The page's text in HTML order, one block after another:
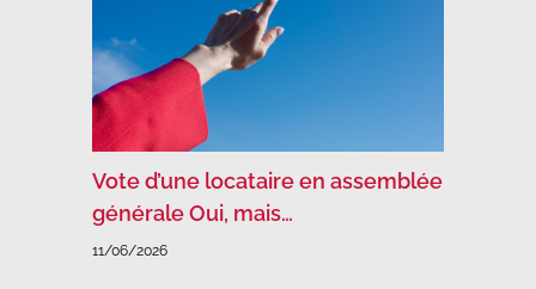
Vote d’une locataire en assemblée
générale Oui, mais…
11/06/2026